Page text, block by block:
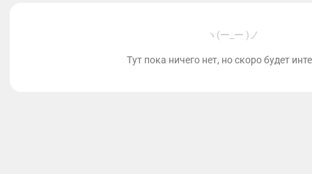
ヽ(ー_ー )ノ
Тут пока ничего нет, но скоро будет